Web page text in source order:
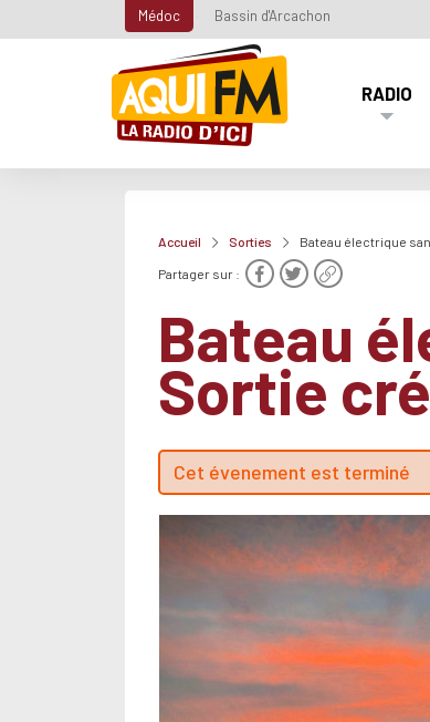
Médoc Bassin d'Arcachon
RADIO
Accueil Sorties Bateau électrique
Partager sur :
Bateau
Sortie
Cet évenement est terminé